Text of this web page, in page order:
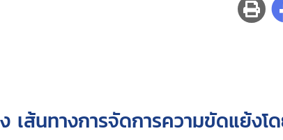
เส้นทางการจัดการความขัดแย้งโ